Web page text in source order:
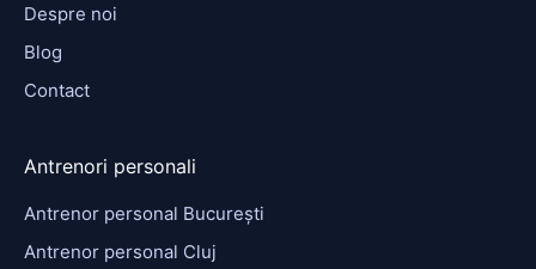
Despre noi
Blog
Contact
Antrenori personali
Antrenor personal București
Antrenor personal Cluj